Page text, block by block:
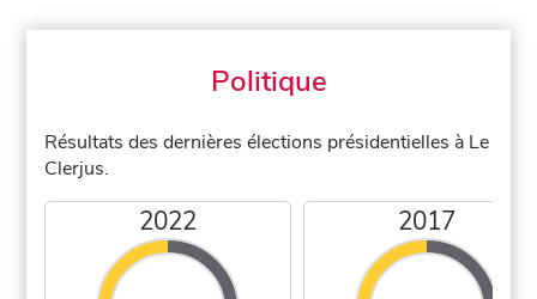
Politique
Résultats des dernières élections présidentielles à Le
Clerjus.
2022 2017